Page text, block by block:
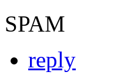
SPAM
reply